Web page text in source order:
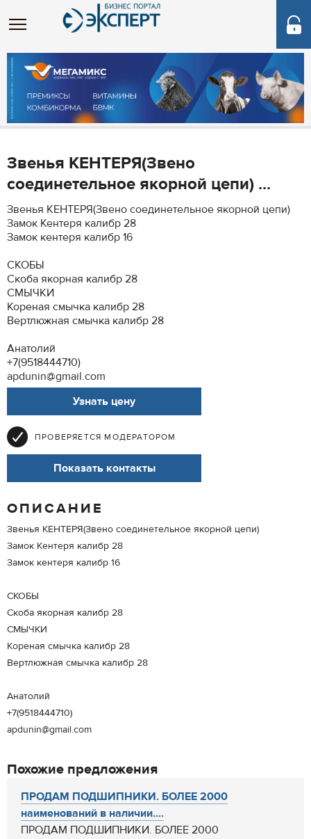
Звенья КЕНТЕРЯ(Звено
соединетельное якорной цепи) ...
Звенья КЕНТЕРЯ(Звено соединетельное якорной цепи)
Замок Кентеря калибр 28
Замок кентеря калибр 16
СКОБЫ
Скоба якорная калибр 28
СМЫЧКИ
Кореная смычка калибр 28
Вертлюжная смычка калибр 28
Анатолий
+7(9518444710)
apdunin@gmail.com
Узнать цену
ПРОВЕРЯЕТСЯ МОДЕРАТОРОМ
Показать контакты
ОПИСАНИЕ
Звенья КЕНТЕРЯ(Звено соединетельное якорной цепи)
Замок Кентеря калибр 28
Замок кентеря калибр 16
СКОБЫ
Скоба якорная калибр 28
СМЫЧКИ
Кореная смычка калибр 28
Вертлюжная смычка калибр 28
Анатолий
+7(9518444710)
apdunin@gmail.com
Похожие предложения
ПРОДАМ ПОДШИПНИКИ. БОЛЕЕ 2000
наименований в наличии....
ПРОДАМ ПОДШИПНИКИ. БОЛЕЕ 2000